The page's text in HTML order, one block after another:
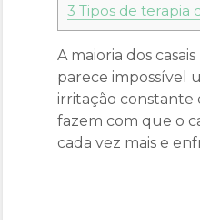
3 Tipos de terapia
A maioria dos
parece impossível
irritação constante
fazem com que o
cada vez mais e